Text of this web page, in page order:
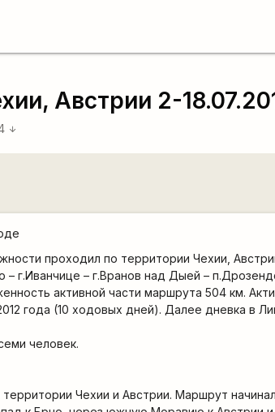
Австрии 2-
arrow_downward
проходил по территории Чехии,
– г.Иванчице – г.Вранов над Дыей –
активной части маршрута 504 км.
года (10 ходовых дней). Далее дневка в
человек.
Чехии и Австрии. Маршрут